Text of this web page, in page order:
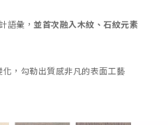
語彙，並首次融入木紋、石紋元素
，勾勒出質感非凡的表面工藝